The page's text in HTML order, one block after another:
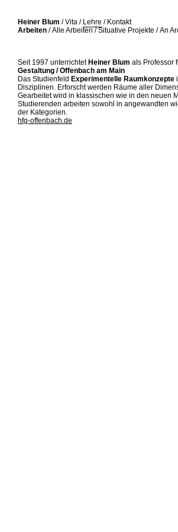
Heiner Blum /Vita / Lehre / Kontakt
Arbeiten /Alle Arbeiten /Situative Projekte /An
Seit 1997 unterrichtet Heiner Blum als Professor
Gestaltung / Offenbach am Main
Das Studienfeld Experimentelle Raumkonzepte
Disziplinen. Erforscht werden Räume aller
Gearbeitet wird in klassischen wie in den neuen
Studierenden arbeiten sowohl in angewandten
der Kategorien.
hfg-offenbach.de